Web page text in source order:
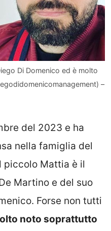
Di Domenico ed è molto
–
del 2023 e ha
nella famiglia del
piccolo Mattia è il
Martino e del suo
Forse non tutti
noto soprattutto